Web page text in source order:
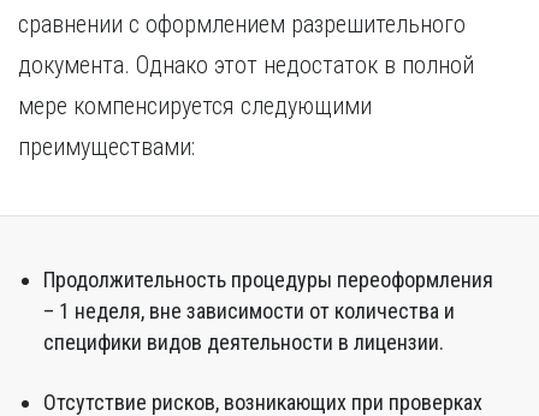
Махачкала
Набережные Челны
Нижний Новгород
Чита
Я
сравнении с оформлением разрешительного
документа. Однако этот недостаток в полной
мере компенсируется следующими
преимуществами:
Продолжительность процедуры переоформления
– 1 неделя, вне зависимости от количества и
специфики видов деятельности в лицензии.
Отсутствие рисков, возникающих при проверках